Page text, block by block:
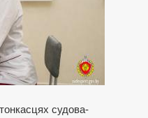
судова-